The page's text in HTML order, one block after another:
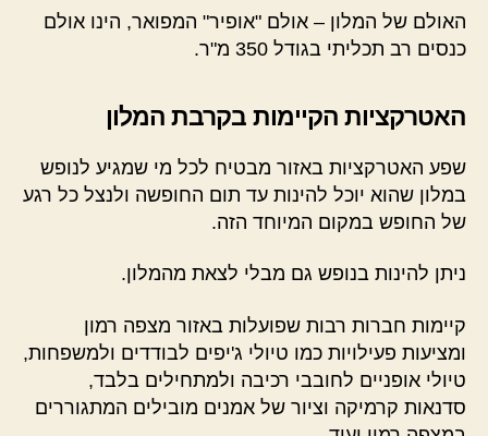
האולם של המלון – אולם "אופיר" המפואר, הינו אולם
כנסים רב תכליתי בגודל 350 מ"ר.
האטרקציות הקיימות בקרבת המלון
שפע האטרקציות באזור מבטיח לכל מי שמגיע לנופש
במלון שהוא יוכל להינות עד תום החופשה ולנצל כל רגע
של החופש במקום המיוחד הזה.
ניתן להינות בנופש גם מבלי לצאת מהמלון.
קיימות חברות רבות שפועלות באזור מצפה רמון
ומציעות פעילויות כמו טיולי ג'יפים לבודדים ולמשפחות,
טיולי אופניים לחובבי רכיבה ולמתחילים בלבד,
סדנאות קרמיקה וציור של אמנים מובילים המתגוררים